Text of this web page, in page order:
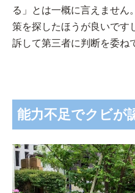
る」とは一概に言えません
策を探したほうが良いです
訴して第三者に判断を委ね
能力不足でクビが